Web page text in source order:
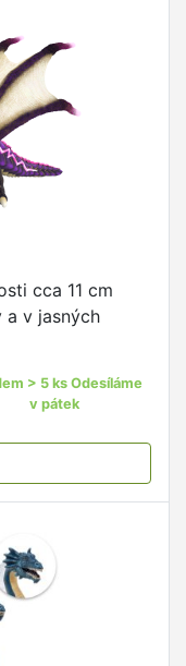
cca 11 cm
a v jasných
> 5 ks Odesíláme
v pátek